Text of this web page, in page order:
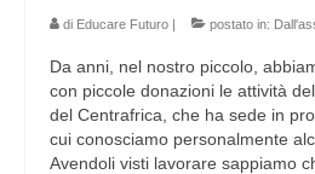
di Educare Futuro | postato in:
Da anni, nel nostro piccolo,
con piccole donazioni le attività
del Centrafrica, che ha sede in
cui conosciamo personalmente
Avendoli visti lavorare sappiamo